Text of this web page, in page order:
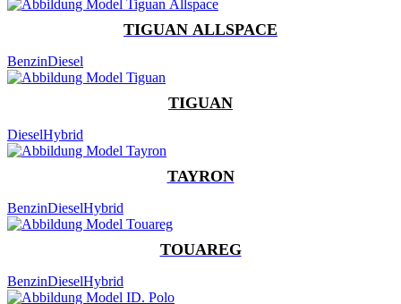
TIGUAN ALLSPACE
BenzinDiesel
TIGUAN
DieselHybrid
TAYRON
BenzinDieselHybrid
TOUAREG
BenzinDieselHybrid